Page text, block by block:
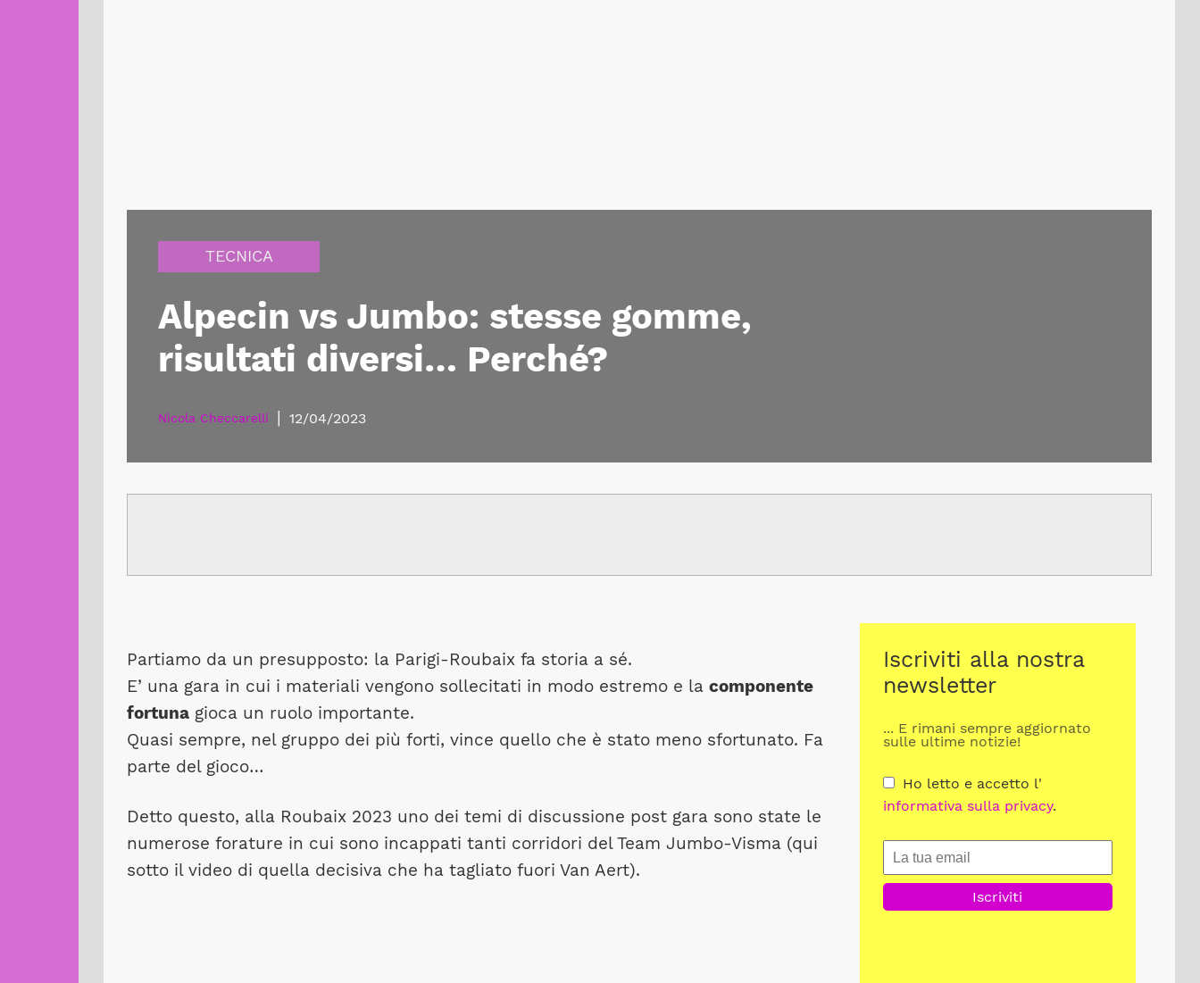
TECNICA
Alpecin vs Jumbo: stesse gomme,
risultati diversi… Perché?
Nicola Checcarelli | 12/04/2023
Partiamo da un presupposto: la Parigi-Roubaix fa storia a sé.
E’ una gara in cui i materiali vengono sollecitati in modo estremo e la componente
fortuna gioca un ruolo importante.
Quasi sempre, nel gruppo dei più forti, vince quello che è stato meno sfortunato. Fa
parte del gioco…
Detto questo, alla Roubaix 2023 uno dei temi di discussione post gara sono state le
numerose forature in cui sono incappati tanti corridori del Team Jumbo-Visma (qui
sotto il video di quella decisiva che ha tagliato fuori Van Aert).
Iscriviti alla nostra
newsletter
... E rimani sempre aggiornato
sulle ultime notizie!
Ho letto e accetto l'
informativa sulla privacy.